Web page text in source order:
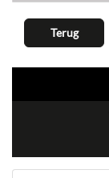
Terug